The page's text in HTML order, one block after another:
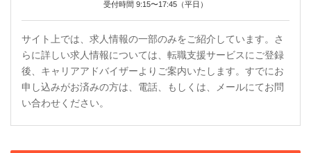
受付時間 9:15〜17:45（平日）
サイト上では、求人情報の一部のみをご紹介しています。さ
らに詳しい求人情報については、転職支援サービスにご登録
後、キャリアアドバイザーよりご案内いたします。すでにお
申し込みがお済みの方は、電話、もしくは、メールにてお問
い合わせください。